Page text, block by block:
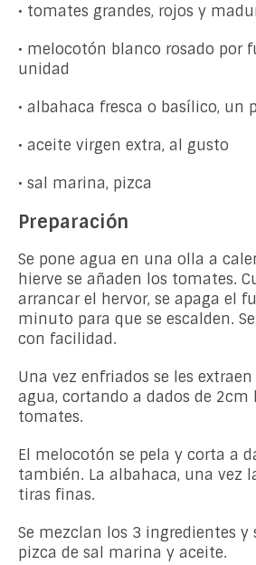
• tomates grandes, rojos y
• melocotón blanco rosado por
unidad
• albahaca fresca o basílico, un
• aceite virgen extra, al gusto
• sal marina, pizca
Preparación
Se pone agua en una olla a
hierve se añaden los tomates.
arrancar el hervor, se apaga el
minuto para que se escalden.
con facilidad.
Una vez enfriados se les
agua, cortando a dados de 2cm
tomates.
El melocotón se pela y corta a
también. La albahaca, una vez
tiras finas.
Se mezclan los 3 ingredientes y
pizca de sal marina y aceite.